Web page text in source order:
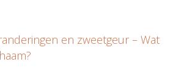
en zweetgeur – Wat